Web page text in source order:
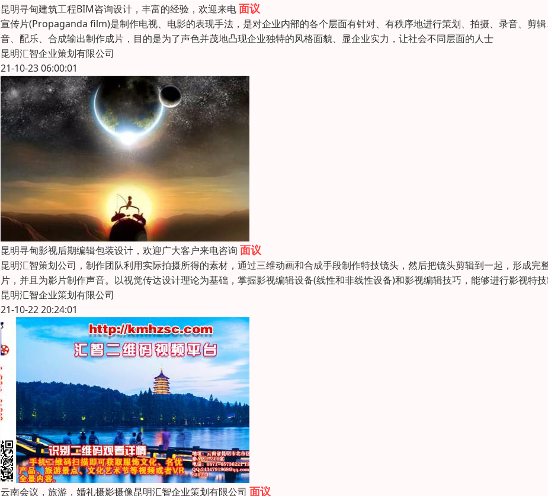
昆明寻甸建筑工程BIM咨询设计，丰富的经验，欢迎来电面议
宣传片(Propaganda film)是制作电视、电影的表现手法，是对企业内部的各个层面有针对、有秩序地进行策划、拍摄、录音、剪
音、配乐、合成输出制作成片，目的是为了声色并茂地凸现企业独特的风格面貌、显企业实力，让社会不同层面的人士
昆明汇智企业策划有限公司
21-10-23 06:00:01
昆明寻甸影视后期编辑包装设计，欢迎广大客户来电咨询 面议
昆明汇智策划公司，制作团队利用实际拍摄所得的素材，通过三维动画和合成手段制作特技镜头，然后把镜头剪辑到一起，形成完
片，并且为影片制作声音。以视觉传达设计理论为基础，掌握影视编辑设备(线性和非线性设备)和影视编辑技巧，能够进行影视特
昆明汇智企业策划有限公司
21-10-22 20:24:01
云南会议，旅游，婚礼摄影摄像昆明汇智企业策划有限公司 面议